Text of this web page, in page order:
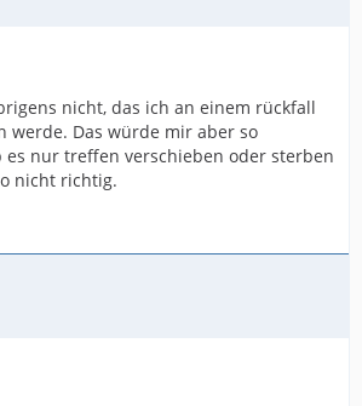
nicht, das ich an einem rückfall
werde. Das würde mir aber so
es nur treffen verschieben oder sterben
nicht richtig.